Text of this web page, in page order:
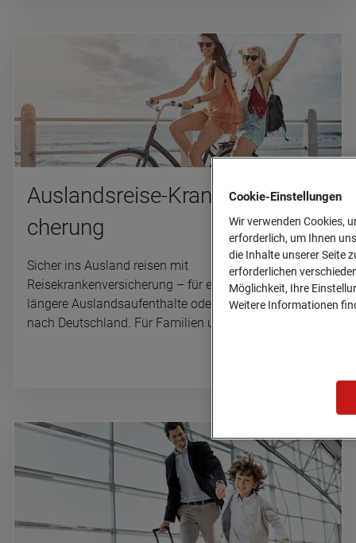
Aus­lands­reise-Kran­ken­ver­si­
che­rung
Sicher ins Ausland reisen mit
Reisekrankenversicherung – für einen Kurz-Trip,
längere Auslandsaufenthalte oder für eine Einreise
nach Deutschland. Für Familien und Einzelpersonen.
Cookie-­Einstellungen
Wir verwenden Cookies,
erforderlich, um Ihnen
die Inhalte unserer Seite
erforderlichen
Möglichkeit, Ihre
Weitere Informationen